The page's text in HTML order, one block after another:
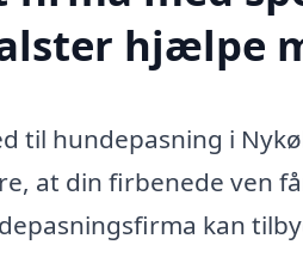
hjælpe
til hundepasning i
at din firbenede ven
kan